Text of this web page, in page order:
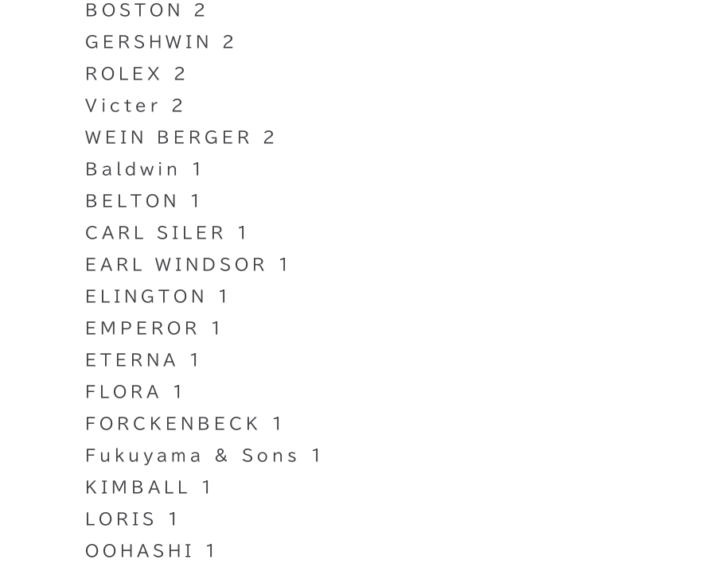
BOSTON 2
GERSHWIN 2
ROLEX 2
Victer 2
WEIN BERGER 2
Baldwin 1
BELTON 1
CARL SILER 1
EARL WINDSOR 1
ELINGTON 1
EMPEROR 1
ETERNA 1
FLORA 1
FORCKENBECK 1
Fukuyama & Sons 1
KIMBALL 1
LORIS 1
OOHASHI 1